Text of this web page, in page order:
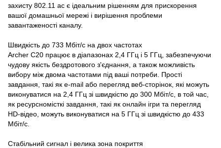
захисту 802.11 ac є ідеальним рішенням для прискорення
вашої домашньої мережі і вирішення проблеми
завантаженості каналу.
Швидкість до 733 Мбіт/с на двох частотах
Archer C20 працює в діапазонах 2,4 ГГц і 5 ГГц, забезпечуючи
чудову якість бездротового з'єднання, а також можливість
вибору між двома частотами під ваші потреби. Прості
завдання, такі як e-mail або перегляд веб-сторінок, які можуть
виконуватися на 2,4 ГГц зі швидкістю до 300 Мбіт/с, в той час,
як ресурсномісткі завдання, такі як онлайн ігри та перегляд
HD-відео, можуть виконуватися на 5 ГГц зі швидкістю до 433
Мбіт/с.
Стабільний сигнал і велика зона покриття